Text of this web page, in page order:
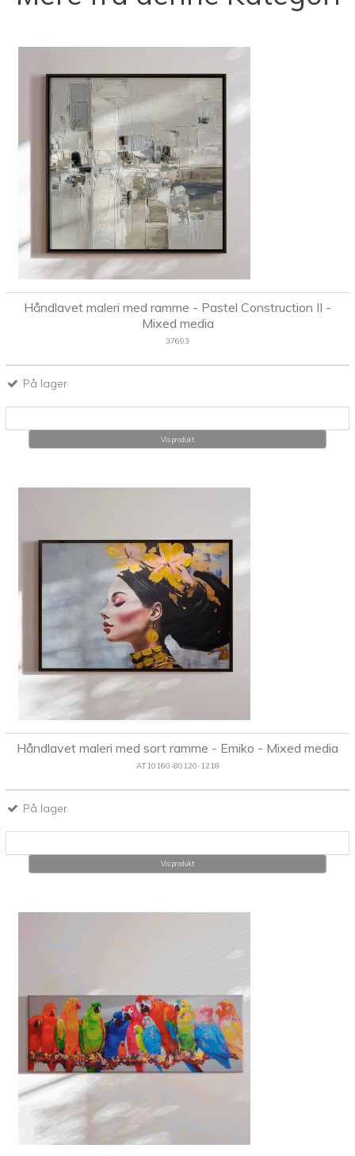
Håndlavet maleri med ramme - Pastel Construction II -
Mixed media
37693
På lager
Vis produkt
Håndlavet maleri med sort ramme - Emiko - Mixed media
AT10160-80120-1218
På lager
Vis produkt